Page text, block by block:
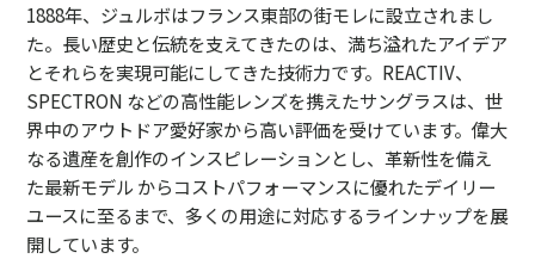
1888年、ジュルボはフランス東部の街モレに設立されまし
た。長い歴史と伝統を支えてきたのは、満ち溢れたアイデア
とそれらを実現可能にしてきた技術力です。REACTIV、
SPECTRON などの高性能レンズを携えたサングラスは、世
界中のアウトドア愛好家から高い評価を受けています。偉大
なる遺産を創作のインスピレーションとし、革新性を備え
た最新モデル からコストパフォーマンスに優れたデイリー
ユースに至るまで、多くの用途に対応するラインナップを展
開しています。